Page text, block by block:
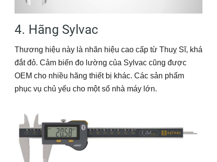
4. Hãng Sylvac
Thương hiệu này là nhãn hiệu cao cấp từ Thuỵ Sĩ, khá
đắt đỏ. Cảm biến đo lường của Sylvac cũng được
OEM cho nhiều hãng thiết bị khác. Các sản phẩm
phục vụ chủ yếu cho một số nhà máy lớn.